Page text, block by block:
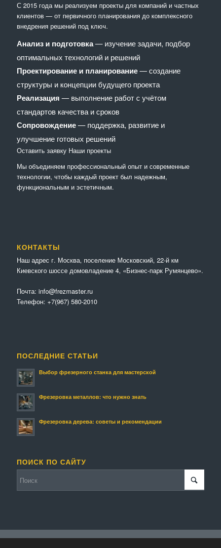
С 2015 года мы реализуем проекты для компаний и частных
клиентов — от первичного планирования до комплексного
внедрения решений под ключ.
Анализ и подготовка— изучение задачи, подбор
оптимальных технологий и решений
Проектирование и планирование— создание
структуры и концепции будущего проекта
Реализация — выполнение работ с учётом
стандартов качества и сроков
Сопровождение— поддержка, развитие и
улучшение готовых решений
Оставить заявку Наши проекты
Мы объединяем профессиональный опыт и современные
технологии, чтобы каждый проект был надежным,
функциональным и эстетичным.
КОНТАКТЫ
Наш адрес г. Москва, поселение Московский, 22-й км
Киевского шоссе домовладение 4, «Бизнес-парк Румянцево».
Почта: info@frezmaster.ru
Телефон: +7(967) 580-2010
ПОСЛЕДНИЕ СТАТЬИ
Выбор фрезерного станка для мастерской
Фрезеровка металлов: что нужно знать
Фрезеровка дерева: советы и рекомендации
ПОИСК ПО САЙТУ